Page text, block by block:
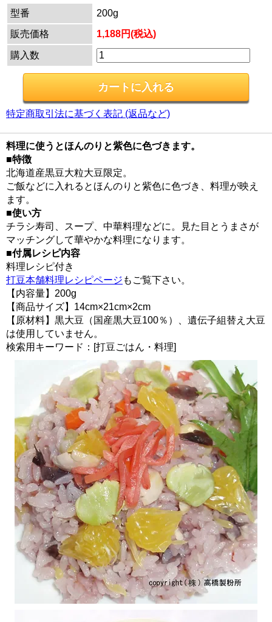
型番
200g
販売価格
1,188円(税込)
購入数
特定商取引法に基づく表記 (返品など)
料理に使うとほんのりと紫色に色づきます。
■特徴
北海道産黒豆大粒大豆限定。
ご飯などに入れるとほんのりと紫色に色づき、料理が映え
ます。
■使い方
チラシ寿司、スープ、中華料理などに。見た目とうまさが
マッチングして華やかな料理になります。
■付属レシピ内容
料理レシピ付き
打豆本舗料理レシピページ もご覧下さい。
【内容量】200g
【商品サイズ】14cm×21cm×2cm
【原材料】黒大豆（国産黒大豆100％）、遺伝子組替え大豆
は使用していません。
検索用キーワード：[打豆ごはん・料理]